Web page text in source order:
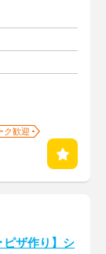
ク歓迎
ピザ作り】シ